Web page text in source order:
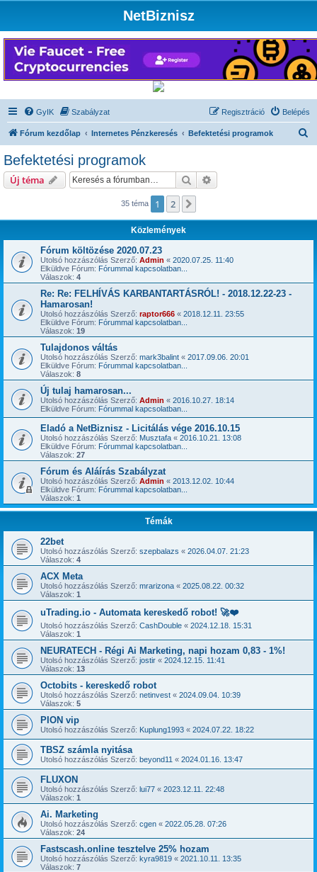
NetBiznisz
GyIK Szabályzat Belépés
Regisztráció
Fórum kezdőlap Internetes Pénzkeresés Befektetési programok
Befektetési programok
Új téma Keresés
35 téma 1 2
Közlemények
Fórum költözése 2020.07.23
Utolsó hozzászólás Szerző: Admin « 2020.07.25. 11:40
Elküldve Fórum: Fórummal kapcsolatban...
Válaszok: 4
Re: Re: FELHÍVÁS KARBANTARTÁSRÓL! - 2018.12.22-23 -
Hamarosan!
Utolsó hozzászólás Szerző: raptor666 « 2018.12.11. 23:55
Elküldve Fórum: Fórummal kapcsolatban...
Válaszok: 19
Tulajdonos váltás
Utolsó hozzászólás Szerző: mark3balint « 2017.09.06. 20:01
Elküldve Fórum: Fórummal kapcsolatban...
Válaszok: 8
Új tulaj hamarosan...
Utolsó hozzászólás Szerző: Admin « 2016.10.27. 18:14
Elküldve Fórum: Fórummal kapcsolatban...
Eladó a NetBiznisz - Licitálás vége 2016.10.15
Utolsó hozzászólás Szerző: Musztafa « 2016.10.21. 13:08
Elküldve Fórum: Fórummal kapcsolatban...
Válaszok: 27
Fórum és Aláírás Szabályzat
Utolsó hozzászólás Szerző: Admin « 2013.12.02. 10:44
Elküldve Fórum: Fórummal kapcsolatban...
Válaszok: 1
Témák
22bet
Utolsó hozzászólás Szerző: szepbalazs « 2026.04.07. 21:23
Válaszok: 4
ACX Meta
Utolsó hozzászólás Szerző: mrarizona « 2025.08.22. 00:32
Válaszok: 1
uTrading.io - Automata kereskedő robot! 🚀❤️
Utolsó hozzászólás Szerző: CashDouble « 2024.12.18. 15:31
Válaszok: 1
NEURATECH - Régi Ai Marketing, napi hozam 0,83 - 1%!
Utolsó hozzászólás Szerző: jostir « 2024.12.15. 11:41
Válaszok: 13
Octobits - kereskedő robot
Utolsó hozzászólás Szerző: netinvest « 2024.09.04. 10:39
Válaszok: 5
PION vip
Utolsó hozzászólás Szerző: Kuplung1993 « 2024.07.22. 18:22
TBSZ számla nyitása
Utolsó hozzászólás Szerző: beyond11 « 2024.01.16. 13:47
FLUXON
Utolsó hozzászólás Szerző: lui77 « 2023.12.11. 22:48
Válaszok: 1
Ai. Marketing
Utolsó hozzászólás Szerző: cgen « 2022.05.28. 07:26
Válaszok: 24
Fastscash.online tesztelve 25% hozam
Utolsó hozzászólás Szerző: kyra9819 « 2021.10.11. 13:35
Válaszok: 7